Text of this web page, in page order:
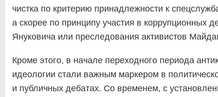
чистка по критерию принадлежности к
а скорее по принципу участия в коррупционных
Януковича или преследования активистов
Кроме этого, в начале переходного периода
идеологии стали важным маркером в
и публичных дебатах. Со временем, с